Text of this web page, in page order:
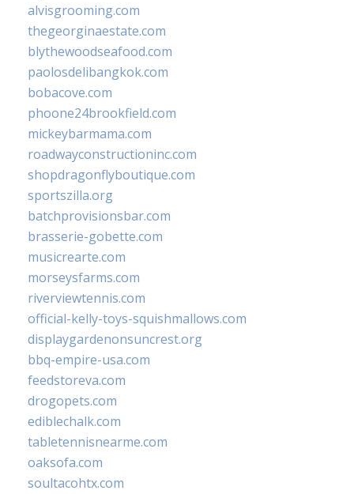
alvisgrooming.com
thegeorginaestate.com
blythewoodseafood.com
paolosdelibangkok.com
bobacove.com
phoone24brookfield.com
mickeybarmama.com
roadwayconstructioninc.com
shopdragonflyboutique.com
sportszilla.org
batchprovisionsbar.com
brasserie-gobette.com
musicrearte.com
morseysfarms.com
riverviewtennis.com
official-kelly-toys-squishmallows.com
displaygardenonsuncrest.org
bbq-empire-usa.com
feedstoreva.com
drogopets.com
ediblechalk.com
tabletennisnearme.com
oaksofa.com
soultacohtx.com